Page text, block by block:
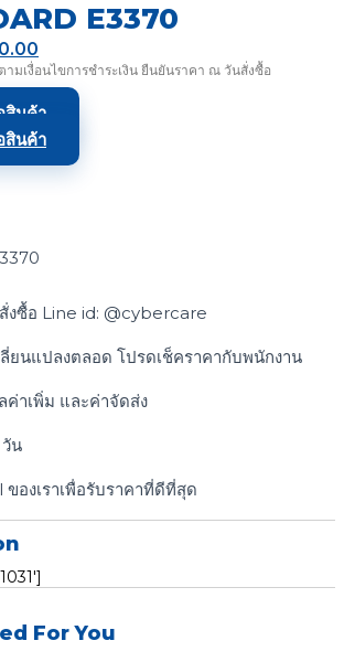
E3370
price
is:
฿1,000.00.
ามเงื่อนไขการชำระเงิน ยืนยันราคา ณ วันสั่งซื้อ
สินค้า
สินค้า
งซื้อ Line id: @cybercare
ยนแปลงตลอด โปรดเช็คราคากับพนักงาน
าเพิ่ม และค่าจัดส่ง
วัน
องเราเพื่อรับราคาที่ดีที่สุด
For You